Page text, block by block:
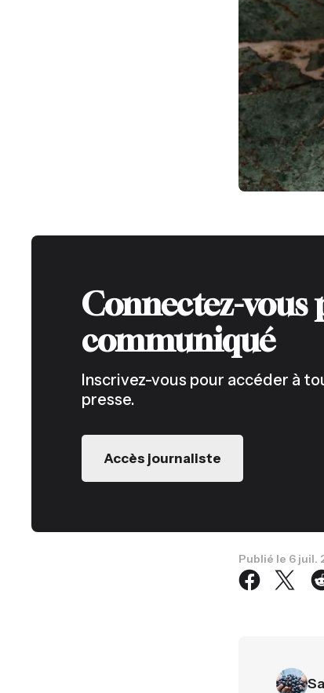
Connectez-vous
communiqué
Inscrivez-vous pour accéder à
presse.
Accès journaliste
Publié le 6 juil.